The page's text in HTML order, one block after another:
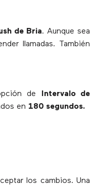
de Bria. Aunque sea
llamadas. También
de Intervalo de
en 180 segundos.
los cambios. Una